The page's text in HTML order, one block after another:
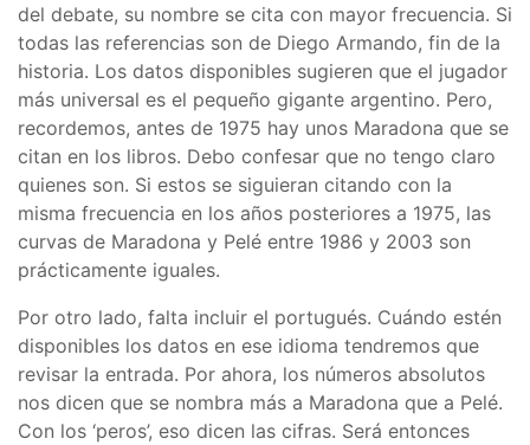
del debate, su nombre se cita con mayor frecuencia. Si
todas las referencias son de Diego Armando, fin de la
historia. Los datos disponibles sugieren que el jugador
más universal es el pequeño gigante argentino. Pero,
recordemos, antes de 1975 hay unos Maradona que se
citan en los libros. Debo confesar que no tengo claro
quienes son. Si estos se siguieran citando con la
misma frecuencia en los años posteriores a 1975, las
curvas de Maradona y Pelé entre 1986 y 2003 son
prácticamente iguales.
Por otro lado, falta incluir el portugués. Cuándo estén
disponibles los datos en ese idioma tendremos que
revisar la entrada. Por ahora, los números absolutos
nos dicen que se nombra más a Maradona que a Pelé.
Con los ‘peros’, eso dicen las cifras. Será entonces